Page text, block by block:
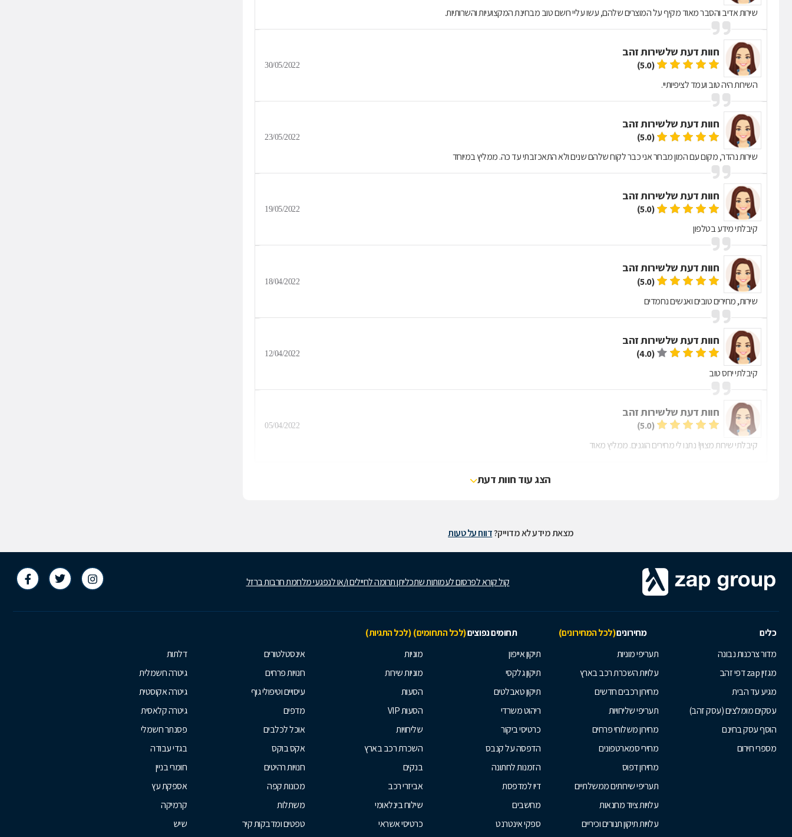
שירות אדיב והסבר מאוד מקיף על המוצרים שלהם, עשו עליי רושם טוב מבחינת המקצועיות והשרותיות.
חוות דעת שלשירות זהב
(5.0)
30/05/2022
השירות היה טוב ועמד לציפיותיי.
חוות דעת שלשירות זהב
(5.0)
23/05/2022
שירות נהדר, מקום עם המון מבחר אני כבר לקוח שלהם שנים ולא התאכזבתי עד כה. ממליץ במיוחד
חוות דעת שלשירות זהב
(5.0)
19/05/2022
קיבלתי מידע בטלפון
חוות דעת שלשירות זהב
(5.0)
18/04/2022
שירות, מחירים טובים ואנשים נחמדים
חוות דעת שלשירות זהב
(4.0)
12/04/2022
קיבלתי יחס טוב
חוות דעת שלשירות זהב
(5.0)
05/04/2022
קיבלתי שירות מצוין! נתנו לי מחירים הוגנים. ממליץ מאוד
הצג עוד חוות דעת
מצאת מידע לא מדוייק?דווח על טעות
קול קורא לפרסום לעמותות שתכליתן תרומה לחיילים ו/או לנפגעי מלחמת חרבות ברזל
כלים מחירונים(לכל המחירונים) תחומים נפוצים(לכל התחומים) (לכל התגיות)
מדור צרכנות נבונה
מגזין zap דפי זהב
מגיע עד הבית
עסקים מומלצים (עסק זהב)
הוסף עסק בחינם
מספרי חירום
תעריפי מוניות
עלויות השכרת רכב בארץ
מחירון רכבים חדשים
תעריפי שליחויות
מחירון משלוחי פרחים
מחירי סמארטפונים
מחירון דפוס
תעריפי שירותים ממשלתיים
עלויות ציוד מחנאות
עלויות תיקון תנורים וכיריים
תיקון אייפון
תיקון גלקסי
תיקון טאבלטים
ריהוט משרדי
כרטיסי ביקור
הדפסה על קנבס
הזמנות לחתונה
דיו למדפסת
מחשבים
ספקי אינטרנט
מוניות
מוניות שירות
הסעות
הסעות VIP
שליחויות
השכרת רכב בארץ
בנקים
אביזרי רכב
שילוח בינלאומי
כרטיסי אשראי
אינסטלטורים
חנויות פרחים
עיסויים וטיפולי גוף
מדפים
אוכל לכלבים
אקס בוקס
חנויות רהיטים
מכונות קפה
משתלות
טפטים ומדבקות קיר
דלתות
גיטרה חשמלית
גיטרה אקוסטית
גיטרה קלאסית
פסנתר חשמלי
בגדי עבודה
חומרי בניין
אספקת עץ
קרמיקה
שיש